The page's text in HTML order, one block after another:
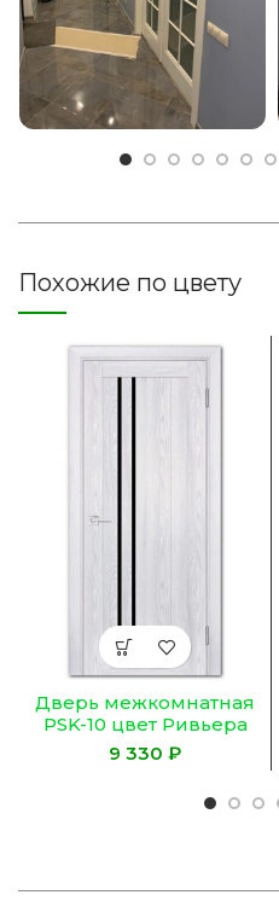
Похожие по цвету
Дверь межкомнатная
PSK-10 цвет Ривьера
айс (Черный лакобель)
₽